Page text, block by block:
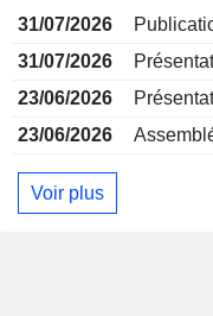
31/07/2026
31/07/2026
23/06/2026
23/06/2026
Voir plus